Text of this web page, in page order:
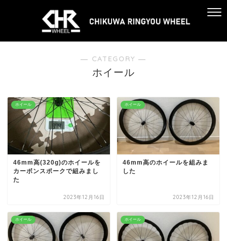
― CATEGORY ―
ホイール
ホイール
46mm高(320g)のホイールを
カーボンスポークで組みまし
た
2023年12月16日
ホイール
46mm高のホイールを組みま
した
2023年12月16日
ホイール ホイール